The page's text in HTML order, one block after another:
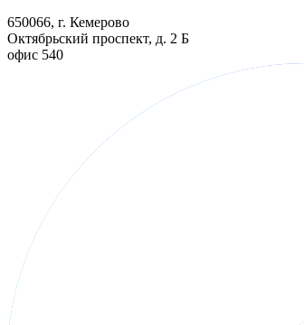
650066, г. Кемерово
Октябрьский проспект, д. 2 Б
офис 540